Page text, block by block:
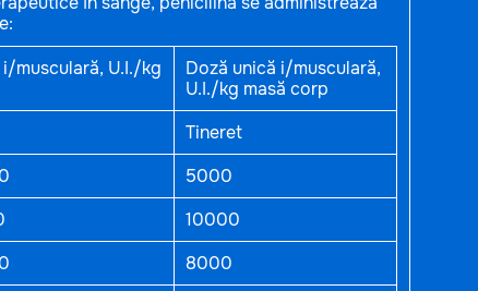
musculară, U.I./kg
Doză unică i/musculară,
U.I./kg masă corp
Tineret
5000
10000
8000